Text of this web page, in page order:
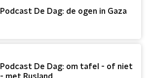
Podcast De Dag: de ogen in Gaza
Podcast De Dag: om tafel - of niet